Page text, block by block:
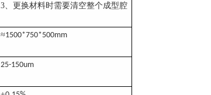
3、 更换材料时需要清空整个成型腔
≈1500*750*500mm
25-150um